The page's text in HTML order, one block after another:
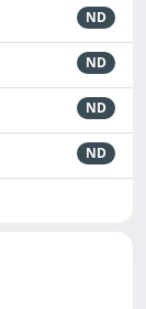
ND
ND
ND
ND